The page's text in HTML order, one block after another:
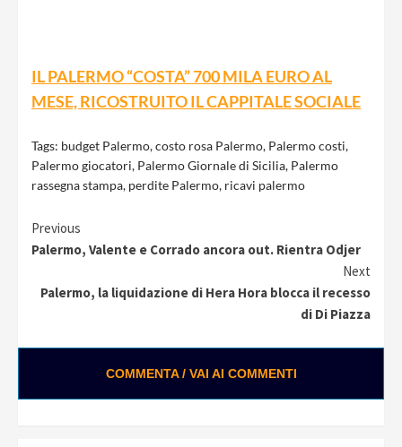
IL PALERMO “COSTA” 700 MILA EURO AL
MESE, RICOSTRUITO IL CAPPITALE SOCIALE
Tags: budget Palermo,costo rosa Palermo, Palermo costi,
Palermo giocatori, Palermo Giornale di Sicilia, Palermo
rassegna stampa, perdite Palermo, ricavi palermo
Continue
Reading
Previous
Palermo, Valente e Corrado ancora out. Rientra Odjer
Next
Palermo, la liquidazione di Hera Hora blocca il recesso
di Di Piazza
COMMENTA / VAI AI COMMENTI